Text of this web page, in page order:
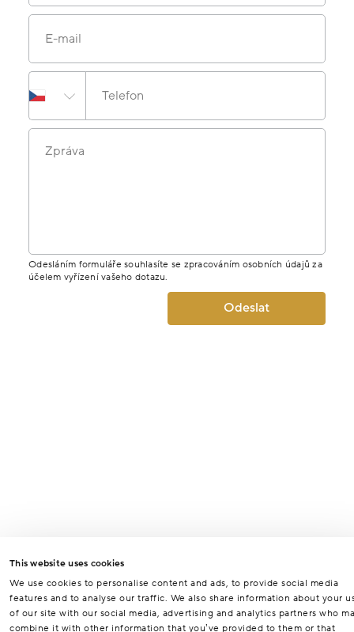
This website uses cookies
We use cookies to personalise content and ads, to provide social media
features and to analyse our traffic. We also share information about your
of our site with our social media, advertising and analytics partners who
combine it with other information that you’ve provided to them or that
E-mail
Telefon
Zpráva
Odesláním formuláře souhlasíte se zpracováním osobních údajů za
účelem vyřízení vašeho dotazu.
Odeslat